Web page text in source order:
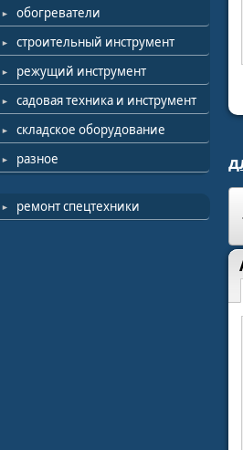
обогреватели
строительный инструмент
режущий инструмент
садовая техника и инструмент
складское оборудование
разное
ремонт спецтехники